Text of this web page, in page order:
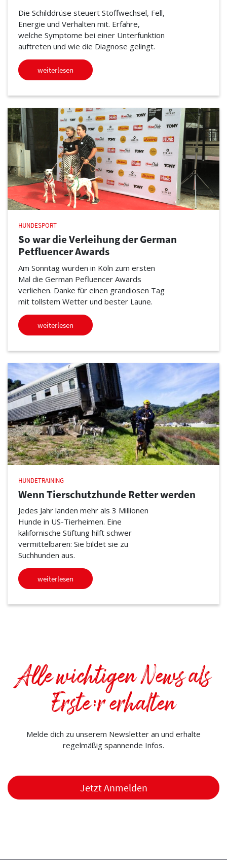
Die Schilddrüse steuert Stoffwechsel, Fell,
Energie und Verhalten mit. Erfahre,
welche Symptome bei einer Unterfunktion
auftreten und wie die Diagnose gelingt.
weiterlesen
HUNDESPORT
So war die Verleihung der German
Petfluencer Awards
Am Sonntag wurden in Köln zum ersten
Mal die German Pefluencer Awards
verliehen. Danke für einen grandiosen Tag
mit tollstem Wetter und bester Laune.
weiterlesen
HUNDETRAINING
Wenn Tierschutzhunde Retter werden
Jedes Jahr landen mehr als 3 Millionen
Hunde in US-Tierheimen. Eine
kalifornische Stiftung hilft schwer
vermittelbaren: Sie bildet sie zu
Suchhunden aus.
weiterlesen
Alle wichtigen News als
Erste:r erhalten
Melde dich zu unserem Newsletter an und erhalte
regelmäßig spannende Infos.
Jetzt Anmelden